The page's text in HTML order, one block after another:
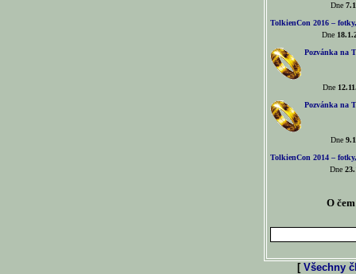
Dne
TolkienCon 2016 –
Dne
Pozvánka na
Dne
Pozvánka na
Dne
TolkienCon 2014 –
Dne
O
[ Všechny